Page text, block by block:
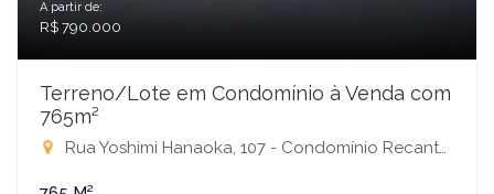
A partir de:
R$ 790.000
Terreno/Lote em Condomínio à Venda com
765m²
Rua Yoshimi Hanaoka, 107 - Condomínio Recanto do Lago, São José do Rio Preto-SP